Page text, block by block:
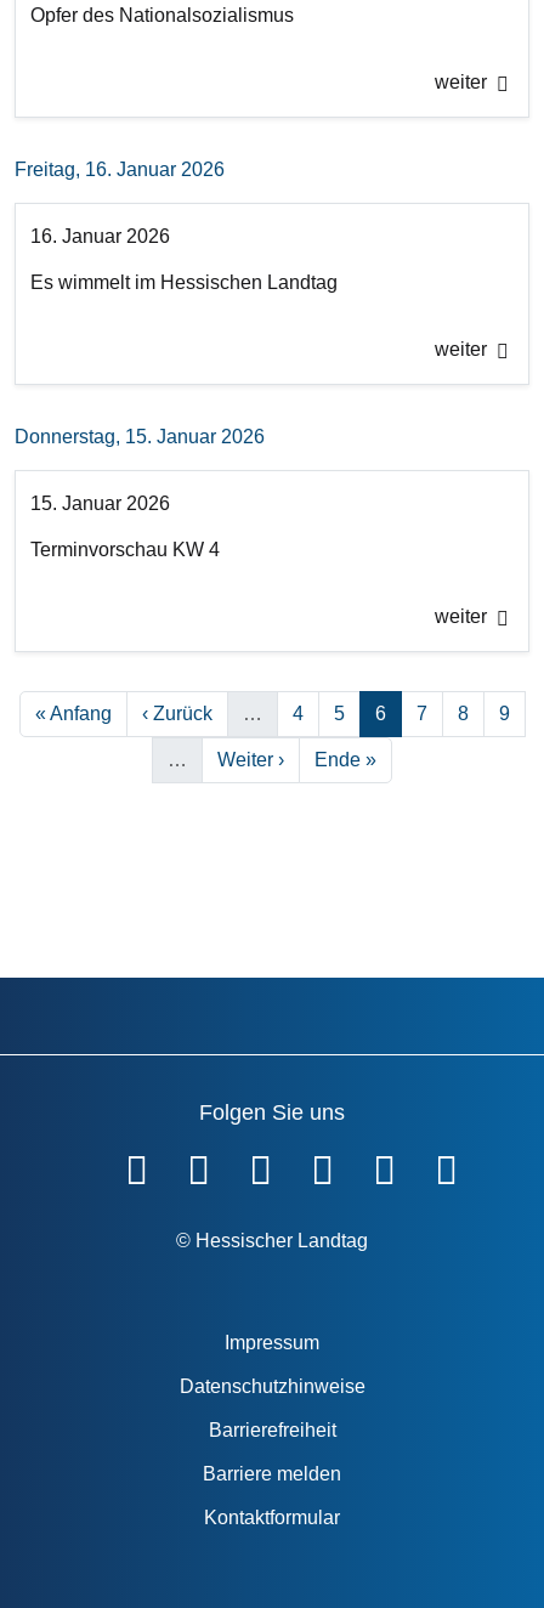
Opfer des Nationalsozialismus
weiter
Freitag, 16. Januar 2026
16. Januar 2026
Es wimmelt im Hessischen Landtag
weiter
Donnerstag, 15. Januar 2026
15. Januar 2026
Terminvorschau KW 4
weiter
Erste Seite
« Anfang Vorherige Seite
‹ Zurück … Seite
4 Seite
5 Seite
6 Seite
7 Seite
8 Seite
9
… Nächste Seite
Weiter › Letzte Seite
Ende »
Folgen Sie uns
© Hessischer Landtag
Impressum
Datenschutzhinweise
Barrierefreiheit
Barriere melden
Kontaktformular